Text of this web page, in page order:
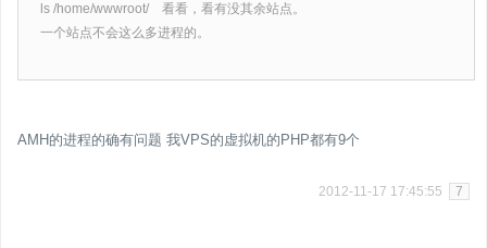
ls /home/wwwroot/ 看看，看有没其余站点。
一个站点不会这么多进程的。
AMH的进程的确有问题 我VPS的虚拟机的PHP都有9个
2012-11-17 17:45:55 7